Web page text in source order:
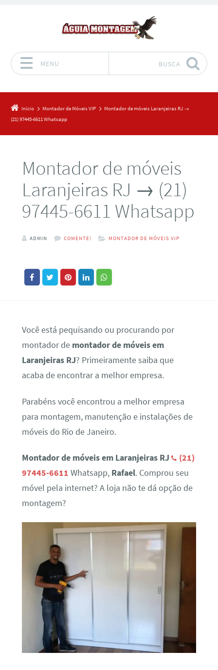
MENU BUSCA
Início Montador de Móveis VIP
Montador de móveis Laranjeiras RJ →
(21) 97445-6611 Whatsapp
Montador de móveis
Laranjeiras RJ → (21)
97445-6611 Whatsapp
ADMIN COMENTE! MONTADOR DE MÓVEIS VIP
Você está pequisando ou procurando por
montador de montador de móveis em
Laranjeiras RJ? Primeiramente saiba que
acaba de encontrar a melhor empresa.
Parabéns você encontrou a melhor empresa
para montagem, manutenção e instalações de
móveis do Rio de Janeiro.
Montador de móveis em Laranjeiras RJ
(21)
97445-6611 Whatsapp, Rafael. Comprou seu
móvel pela internet? A loja não te dá opção de
montagem?